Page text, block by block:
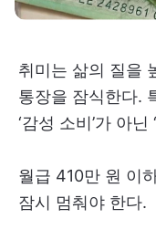
취미는 삶의 질을
통장을 잠식한다.
‘감성 소비’가 아
월급 410만 원 이
잠시 멈춰야 한다.